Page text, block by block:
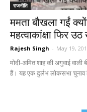
राजनीति
ममता बौखला गईं
महत्वाकांक्षा फिर
Rajesh Singh - May 19,
मोदी-अमित शाह की अगुवाई वाली
हैं। यह एक दुर्लभ लोकसभा चुनाव